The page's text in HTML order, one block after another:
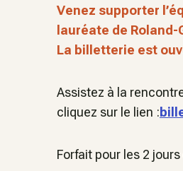
Venez supporter
lauréate de
La billetterie est
Assistez à la
cliquez sur le lien :
Forfait pour les 2